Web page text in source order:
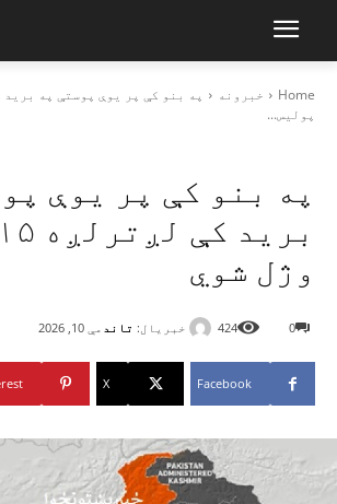
Home خبرونه
پولیس...
په بنو کې پر یوې
وژل شوي
خبریال: تاند مې 10, 2026 0
424
Facebook
X